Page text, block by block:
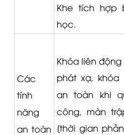
Khe tích hợp
học.
Các
tính
năng
an toàn
Khóa liên
phát xạ, khóa
an toàn khi
công, màn
[thời gian